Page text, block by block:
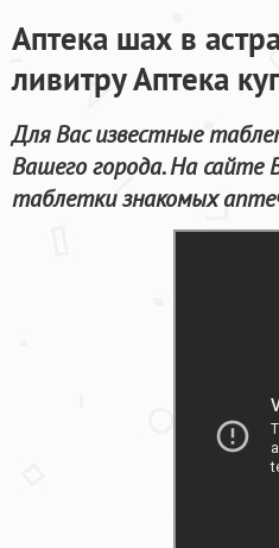
Аптека шах в
ливитру Аптека
Для Вас известные
Вашего города. На сайте
таблетки знакомых